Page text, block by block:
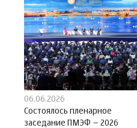
06.06.2026
Состоялось пленарное
заседание ПМЭФ – 2026